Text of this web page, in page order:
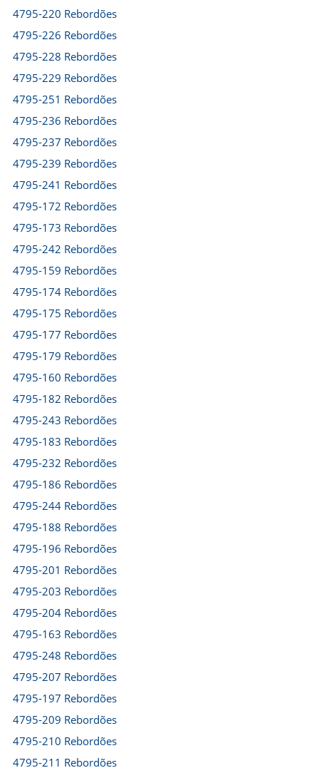
4795-220 Rebordões
4795-226 Rebordões
4795-228 Rebordões
4795-229 Rebordões
4795-251 Rebordões
4795-236 Rebordões
4795-237 Rebordões
4795-239 Rebordões
4795-241 Rebordões
4795-172 Rebordões
4795-173 Rebordões
4795-242 Rebordões
4795-159 Rebordões
4795-174 Rebordões
4795-175 Rebordões
4795-177 Rebordões
4795-179 Rebordões
4795-160 Rebordões
4795-182 Rebordões
4795-243 Rebordões
4795-183 Rebordões
4795-232 Rebordões
4795-186 Rebordões
4795-244 Rebordões
4795-188 Rebordões
4795-196 Rebordões
4795-201 Rebordões
4795-203 Rebordões
4795-204 Rebordões
4795-163 Rebordões
4795-248 Rebordões
4795-207 Rebordões
4795-197 Rebordões
4795-209 Rebordões
4795-210 Rebordões
4795-211 Rebordões